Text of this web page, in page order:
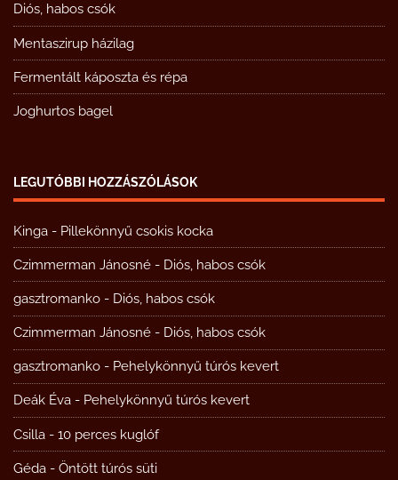
Diós, habos csók
Mentaszirup házilag
Fermentált káposzta és répa
Joghurtos bagel
LEGUTÓBBI HOZZÁSZÓLÁSOK
Kinga - Pillekönnyű csokis kocka
Czimmerman Jánosné - Diós, habos csók
gasztromanko - Diós, habos csók
Czimmerman Jánosné - Diós, habos csók
gasztromanko - Pehelykönnyű túrós kevert
Deák Éva - Pehelykönnyű túrós kevert
Csilla - 10 perces kuglóf
Géda - Öntött túrós süti